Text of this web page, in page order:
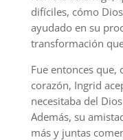
difíciles, cómo
ayudado en su
transformación
Fue entonces que,
corazón, Ingrid
necesitaba del
Además, su
más y juntas